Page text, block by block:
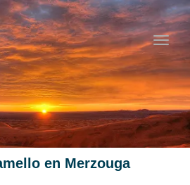
en Merzouga